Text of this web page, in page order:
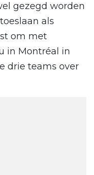
gezegd worden
als
om met
in Montréal in
drie teams over